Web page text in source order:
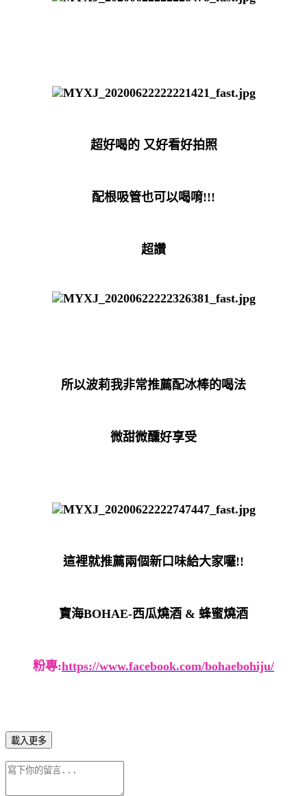
超好喝的 又好看好拍照
配根吸管也可以喝唷!!!
超讚
所以波莉我非常推薦配冰棒的喝法
微甜微醺好享受
這裡就推薦兩個新口味給大家囉!!
寶海BOHAE-西瓜燒酒 & 蜂蜜燒酒
粉專:https://www.facebook.com/bohaebohiju/
載入更多